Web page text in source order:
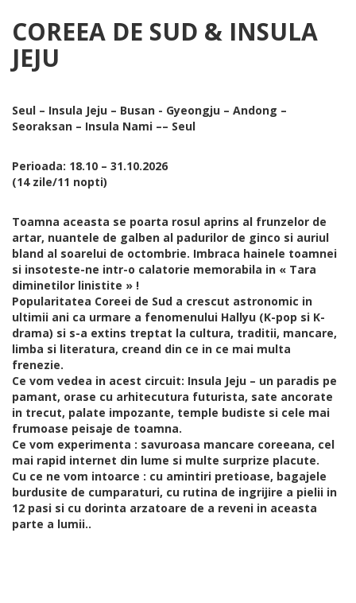
COREEA DE SUD & INSULA
JEJU
Seul – Insula Jeju – Busan - Gyeongju – Andong –
Seoraksan – Insula Nami –– Seul
Perioada: 18.10 – 31.10.2026
(14 zile/11 nopti)
Toamna aceasta se poarta rosul aprins al frunzelor de
artar, nuantele de galben al padurilor de ginco si auriul
bland al soarelui de octombrie. Imbraca hainele toamnei
si insoteste-ne intr-o calatorie memorabila in « Tara
diminetilor linistite » !
Popularitatea Coreei de Sud a crescut astronomic in
ultimii ani ca urmare a fenomenului Hallyu (K-pop si K-
drama) si s-a extins treptat la cultura, traditii, mancare,
limba si literatura, creand din ce in ce mai multa
frenezie.
Ce vom vedea in acest circuit: Insula Jeju – un paradis pe
pamant, orase cu arhitecutura futurista, sate ancorate
in trecut, palate impozante, temple budiste si cele mai
frumoase peisaje de toamna.
Ce vom experimenta : savuroasa mancare coreeana, cel
mai rapid internet din lume si multe surprize placute.
Cu ce ne vom intoarce : cu amintiri pretioase, bagajele
burdusite de cumparaturi, cu rutina de ingrijire a pielii in
12 pasi si cu dorinta arzatoare de a reveni in aceasta
parte a lumii..